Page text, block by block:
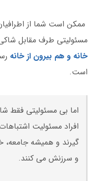
ممکن است شما از
مسئولیتی طرف مقابل
خانه و هم بیرون از خانه
است.
اما بی مسئولیتی فقط
افراد مسئولیت
گیرند و همیشه جامعه،
و سرزنش می کنند.